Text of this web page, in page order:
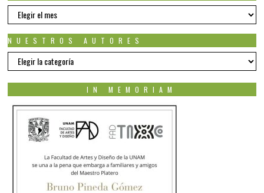
EDICIONES
NUESTROS AUTORES
Nuestros
autores
IN MEMORIAM